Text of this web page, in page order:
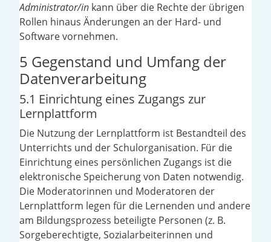
Administrator/in kann über die Rechte der übrigen
Rollen hinaus Änderungen an der Hard- und
Software vornehmen.
5 Gegenstand und Umfang der
Datenverarbeitung
5.1 Einrichtung eines Zugangs zur
Lernplattform
Die Nutzung der Lernplattform ist Bestandteil des
Unterrichts und der Schulorganisation. Für die
Einrichtung eines persönlichen Zugangs ist die
elektronische Speicherung von Daten notwendig.
Die Moderatorinnen und Moderatoren der
Lernplattform legen für die Lernenden und andere
am Bildungsprozess beteiligte Personen (z. B.
Sorgeberechtigte, Sozialarbeiterinnen und